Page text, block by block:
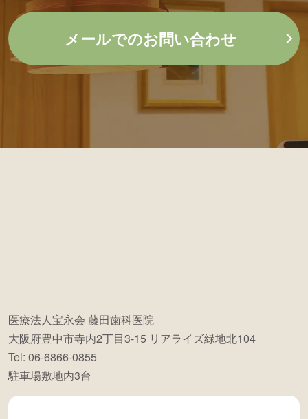
メールでのお問い合わせ
医療法人宝永会 藤田歯科医院
大阪府豊中市寺内2丁目3-15 リアライズ緑地北104
Tel: 06-6866-0855
駐車場敷地内3台